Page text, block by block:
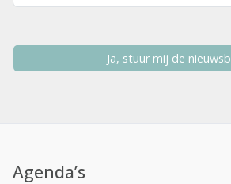
Ja, stuur mij de
Agenda’s